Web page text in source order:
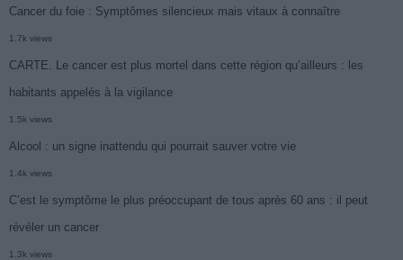
Cancer du foie : Symptômes silencieux mais vitaux à connaître
1.7k views
CARTE. Le cancer est plus mortel dans cette région qu’ailleurs : les
habitants appelés à la vigilance
1.5k views
Alcool : un signe inattendu qui pourrait sauver votre vie
1.4k views
C’est le symptôme le plus préoccupant de tous après 60 ans : il peut
révéler un cancer
1.3k views